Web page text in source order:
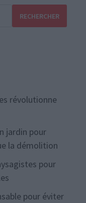
RECHERCHER
révolutionne
jardin pour
la démolition
pour
pour éviter